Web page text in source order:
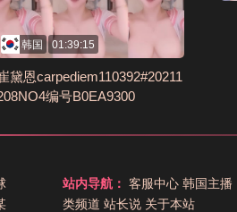
韩国 01:39:15
黛恩carpediem110392#20211
编号B0EA9300
站内导航： 客服中心 韩国主播
类频道 站长说 关于本站